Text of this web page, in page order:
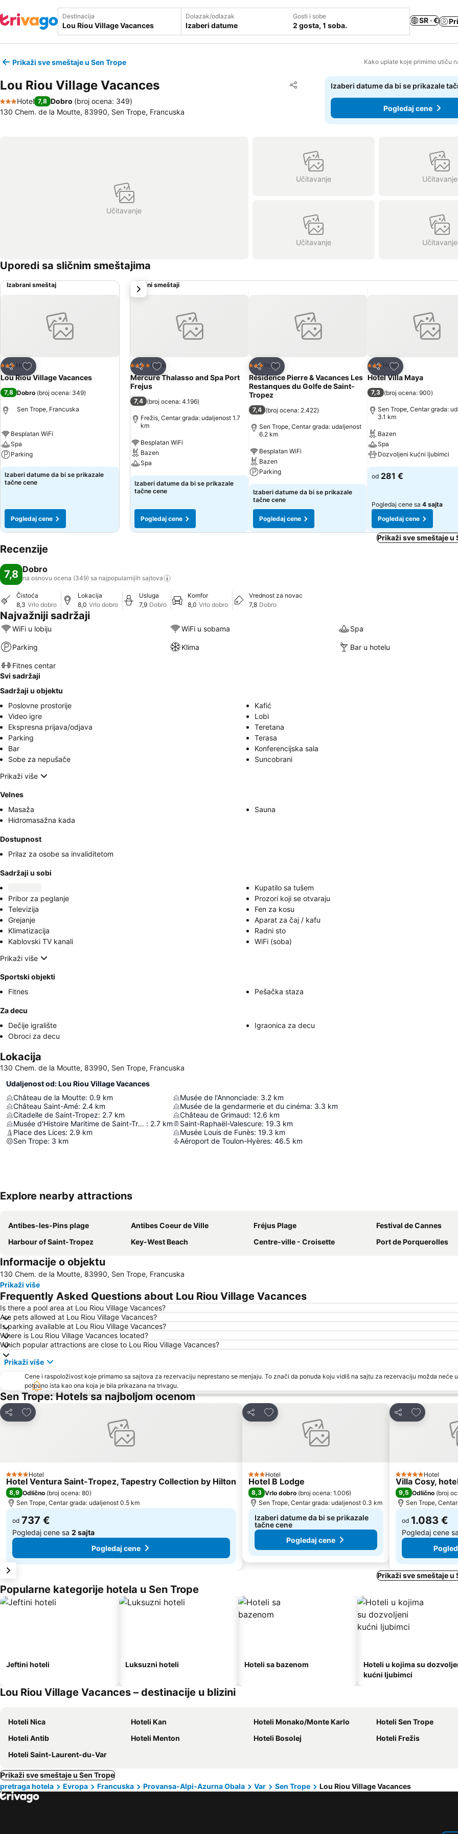
Destinacija Dolazak/odlazak
Izaberi datume
Gosti i sobe
2 gosta, 1 soba.
SR · €
Prikaži sve smeštaje u Sen Trope Kako uplate koje primimo utiču
Lou Riou Village Vacances Deli
Dodati u favorite
3 Zvezdice
Hotel 7,8 Dobro (broj ocena: 349)
130 Chem. de la Moutte, 83990, Sen Trope, Francuska
Izaberi datume da bi se prikazale
Pogledaj cene
Učitavanje
Učitavanje Učitavanje
Učitavanje Učitavanje
Uporedi sa sličnim smeštajima
Izabrani smeštaj
Deli
Dodati u favorite
3 Zvezdice
Hotel
Lou Riou Village Vacances
7,8 Dobro (broj ocena: 349)
Sen Trope, Francuska
Besplatan WiFi
Spa
Parking
Izaberi datume da bi se prikazale
tačne cene
Pogledaj cene
Slični smeštaji
Deli
Dodati u favorite
4 Zvezdice
Hotel
Mercure Thalasso and Spa Port
Frejus
7,4 (broj ocena: 4.196)
Frežis, Centar grada: udaljenost 1.7
km
Besplatan WiFi
Bazen
Spa
Izaberi datume da bi se prikazale
tačne cene
Pogledaj cene
Deli
Dodati u favorite
3 Zvezdice
Hotel
Résidence Pierre & Vacances Les
Restanques du Golfe de Saint-
Tropez
7,4 (broj ocena: 2.422)
Sen Trope, Centar grada: udaljenost
6.2 km
Besplatan WiFi
Bazen
Parking
Izaberi datume da bi se prikazale
tačne cene
Pogledaj cene
Deli
Dodati u favorite
3 Zvezdice
Hotel
Hotel Villa Maya
7,3 (broj ocena: 900)
Sen Trope, Centar grada:
3.1 km
Bazen
Spa
Dozvoljeni kućni ljubimci
od 281 €
Pogledaj cene sa 4 sajta
Pogledaj cene
sledeće
Prikaži sve smeštaje u
Recenzije
7,8 Dobro
na osnovu ocena (349) sa najpopularnijih sajtova
Čistoća
8,3 Vrlo dobro
Lokacija
8,0 Vrlo dobro
Usluga
7,9 Dobro
Komfor
8,0 Vrlo dobro
Vrednost za novac
7,8 Dobro
Najvažniji sadržaji
WiFi u lobiju WiFi u sobama Spa
Parking Klima Bar u hotelu
Fitnes centar
Svi sadržaji
Sadržaji u objektu
Poslovne prostorije
Kafić
Video igre
Lobi
Ekspresna prijava/odjava
Teretana
Parking
Terasa
Bar
Konferencijska sala
Sobe za nepušače
Suncobrani
Prikaži više
Velnes
Masaža
Sauna
Hidromasažna kada
Dostupnost
Prilaz za osobe sa invaliditetom
Sadržaji u sobi
Kupatilo sa tušem
Pribor za peglanje
Prozori koji se otvaraju
Televizija
Fen za kosu
Grejanje
Aparat za čaj / kafu
Klimatizacija
Radni sto
Kablovski TV kanali
WiFi (soba)
Prikaži više
Sportski objekti
Fitnes
Pešačka staza
Za decu
Dečije igralište
Igraonica za decu
Obroci za decu
Lokacija
130 Chem. de la Moutte, 83990, Sen Trope, Francuska
Udaljenost od: Lou Riou Village Vacances
Château de la Moutte: 0.9 km
Château Saint-Amé: 2.4 km
Citadelle de Saint-Tropez: 2.7 km
Musée d'Histoire Maritime de Saint-Tropez : 2.7 km
Place des Lices: 2.9 km
Sen Trope: 3 km
Musée de l'Annonciade: 3.2 km
Musée de la gendarmerie et du cinéma: 3.3 km
Château de Grimaud: 12.6 km
Saint-Raphaël-Valescure: 19.3 km
Musée Louis de Funès: 19.3 km
Aéroport de Toulon-Hyères: 46.5 km
Explore nearby attractions
Antibes-les-Pins plage Antibes Coeur de Ville Fréjus Plage
Festival de Cannes
Harbour of Saint-Tropez
Key-West Beach Centre-ville - Croisette Port de Porquerolles
Informacije o objektu
130 Chem. de la Moutte, 83990, Sen Trope, Francuska
Prikaži više
Frequently Asked Questions about Lou Riou Village Vacances
Is there a pool area at Lou Riou Village Vacances?
Are pets allowed at Lou Riou Village Vacances?
Is parking available at Lou Riou Village Vacances?
Where is Lou Riou Village Vacances located?
Which popular attractions are close to Lou Riou Village Vacances?
Prikaži više
Cene i raspoloživost koje primamo sa sajtova za rezervaciju neprestano se menjaju. To znači da ponuda koju vidiš na sajtu za rezervaciju možda neće
potpuno ista kao ona koja je bila prikazana na trivagu.
Sen Trope: Hotels sa najboljom ocenom
Deli
Dodati u favorite
4 Zvezdice
Hotel
Hotel Ventura Saint-Tropez, Tapestry Collection by Hilton
8,9 Odlično (broj ocena: 80)
Sen Trope, Centar grada: udaljenost 0.5 km
od 737 €
Pogledaj cene sa 2 sajta
Pogledaj cene
Deli
Dodati u favorite
3 Zvezdice
Hotel
Hotel B Lodge
8,3 Vrlo dobro (broj ocena: 1.006)
Sen Trope, Centar grada: udaljenost 0.3 km
Izaberi datume da bi se prikazale
tačne cene
Pogledaj cene
Deli
Dodati u
5 Zvezdice
Hotel
Villa Cosy,
9,5 Odlično (broj
Sen Trope,
od 1.083 €
Pogledaj cene sa
Prikaži sve smeštaje u
Popularne kategorije hotela u Sen Trope
Jeftini hoteli Luksuzni hoteli Hoteli sa bazenom
Hoteli u kojima su
kućni ljubimci
Lou Riou Village Vacances – destinacije u blizini
Hoteli Nica Hoteli Kan Hoteli Monako/Monte Karlo
Hoteli Sen Trope
Hoteli Antib
Hoteli Menton Hoteli Bosolej
Hoteli Frežis
Hoteli Saint-Laurent-du-Var
Prikaži sve smeštaje u Sen Trope
pretraga hotela
Evropa Francuska Provansa-Alpi-Azurna Obala Var Sen Trope Lou Riou Village Vacances